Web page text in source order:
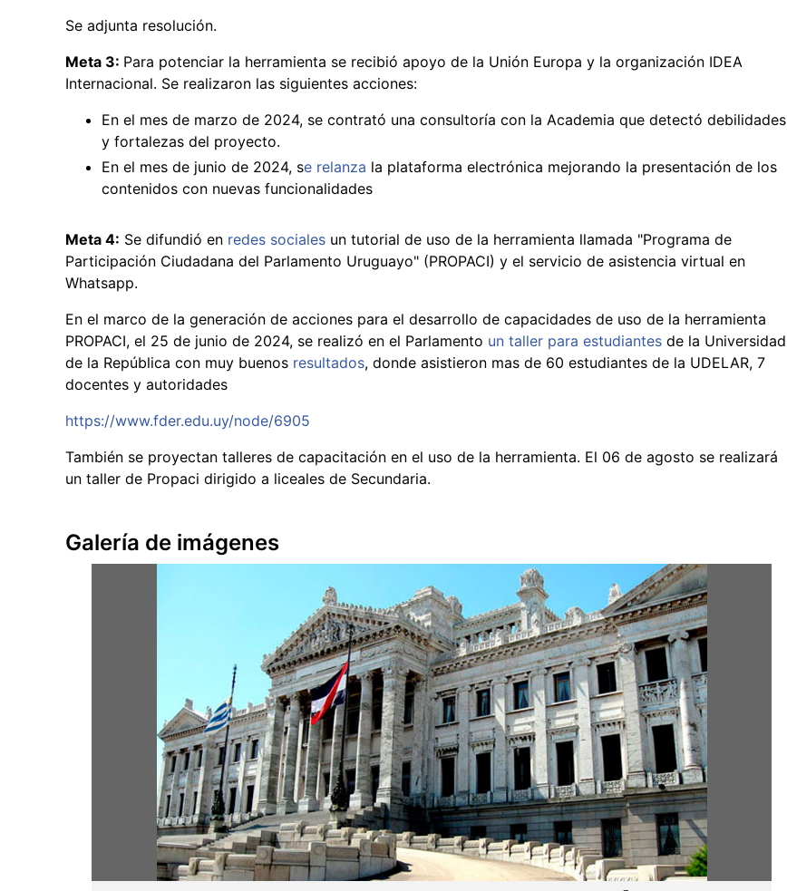
Se adjunta resolución.
Meta 3: Para potenciar la herramienta se recibió apoyo de la Unión Europa y la organización IDEA
Internacional. Se realizaron las siguientes acciones:
En el mes de marzo de 2024, se contrató una consultoría con la Academia que detectó debilidades
y fortalezas del proyecto.
En el mes de junio de 2024, se relanza la plataforma electrónica mejorando la presentación de los
contenidos con nuevas funcionalidades
Meta 4: Se difundió en redes sociales un tutorial de uso de la herramienta llamada "Programa de
Participación Ciudadana del Parlamento Uruguayo" (PROPACI) y el servicio de asistencia virtual en
Whatsapp.
En el marco de la generación de acciones para el desarrollo de capacidades de uso de la herramienta
PROPACI, el 25 de junio de 2024, se realizó en el Parlamento un taller para estudiantes de la Universidad
de la República con muy buenos resultados, donde asistieron mas de 60 estudiantes de la UDELAR, 7
docentes y autoridades
https://www.fder.edu.uy/node/6905
También se proyectan talleres de capacitación en el uso de la herramienta. El 06 de agosto se realizará
un taller de Propaci dirigido a liceales de Secundaria.
Galería de imágenes